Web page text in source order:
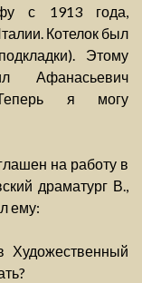
с 1913 года,
Котелок был
Этому
Афанасьевич
я могу
на работу в
драматург В.,
ему: